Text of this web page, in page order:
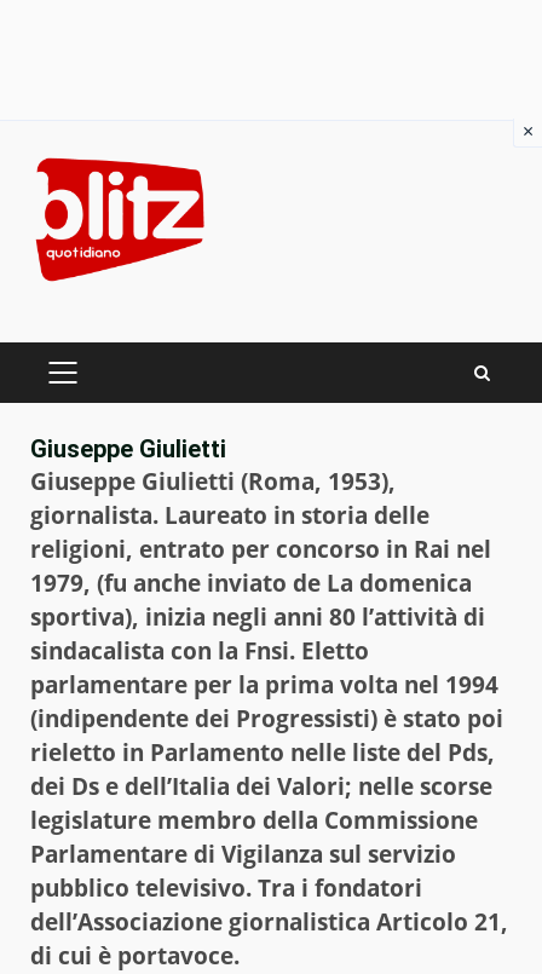
content
PRIMARY
Giuseppe Giulietti
Giuseppe Giulietti (Roma, 1953),
giornalista. Laureato in storia delle
religioni, entrato per concorso in Rai nel
1979, (fu anche inviato de La domenica
sportiva), inizia negli anni 80 l’attività di
sindacalista con la Fnsi. Eletto
parlamentare per la prima volta nel 1994
(indipendente dei Progressisti) è stato poi
rieletto in Parlamento nelle liste del Pds,
dei Ds e dell’Italia dei Valori; nelle scorse
legislature membro della Commissione
Parlamentare di Vigilanza sul servizio
pubblico televisivo. Tra i fondatori
dell’Associazione giornalistica Articolo 21,
di cui è portavoce.
×